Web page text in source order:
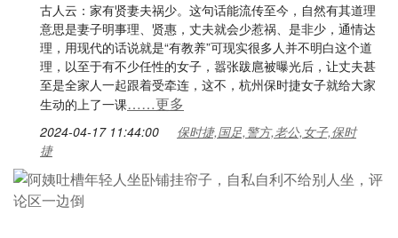
古人云：家有贤妻夫祸少。这句话能流传至今，自然有其道理
意思是妻子明事理、贤惠，丈夫就会少惹祸、是非少，通情达
理，用现代的话说就是“有教养”可现实很多人并不明白这个道
理，以至于有不少任性的女子，嚣张跋扈被曝光后，让丈夫甚
至是全家人一起跟着受牵连，这不，杭州保时捷女子就给大家
生动的上了一课……更多
2024-04-17 11:44:00
保时捷,国足,警方,老公,女子,保时
捷